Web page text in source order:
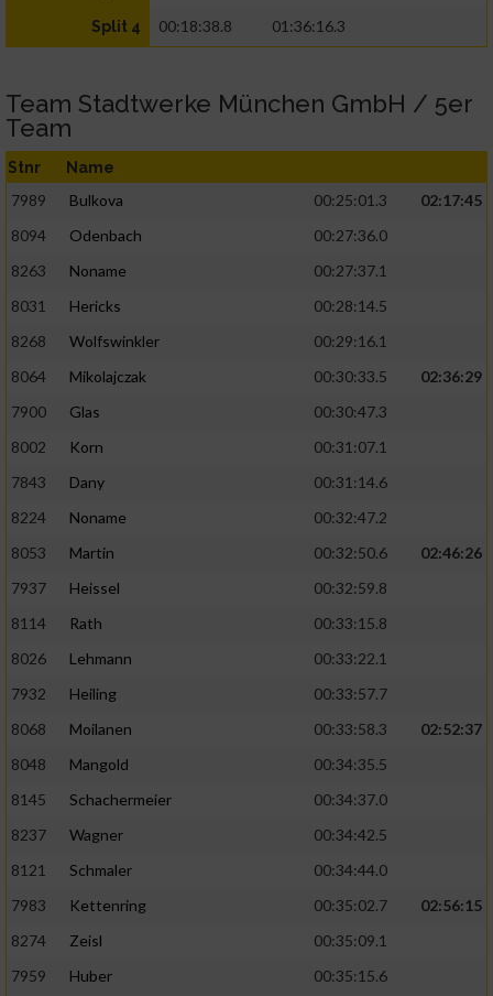
Split 4 00:18:38.8 01:36:16.3
Team Stadtwerke München GmbH / 5er
Team
Stnr Name
7989 Bulkova 00:25:01.3
02:17:45
8094
Odenbach
00:27:36.0
8263
Noname
00:27:37.1
8031
Hericks
00:28:14.5
8268
Wolfswinkler
00:29:16.1
8064
Mikolajczak 00:30:33.5
02:36:29
7900
Glas
00:30:47.3
8002
Korn
00:31:07.1
7843
Dany
00:31:14.6
8224
Noname
00:32:47.2
8053
Martin 00:32:50.6
02:46:26
7937
Heissel
00:32:59.8
8114
Rath
00:33:15.8
8026
Lehmann
00:33:22.1
7932
Heiling
00:33:57.7
8068
Moilanen 00:33:58.3
02:52:37
8048
Mangold
00:34:35.5
8145
Schachermeier
00:34:37.0
8237
Wagner
00:34:42.5
8121
Schmaler
00:34:44.0
7983
Kettenring 00:35:02.7
02:56:15
8274
Zeisl
00:35:09.1
7959
Huber
00:35:15.6